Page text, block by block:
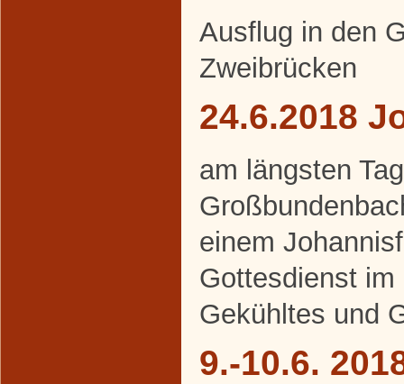
Ausflug in den
Zweibrücken
24.6.2018
am längsten
einem
Gottesdienst
Gekühltes und
9.-10.6.